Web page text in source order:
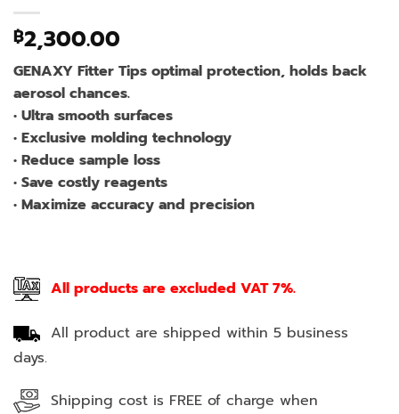
฿2,300.00
GENAXY Fitter Tips optimal protection, holds back
aerosol chances.
• Ultra smooth surfaces
• Exclusive molding technology
• Reduce sample loss
• Save costly reagents
• Maximize accuracy and precision
All products are excluded VAT 7%.
All product are shipped within 5 business
days.
Shipping cost is FREE of charge when